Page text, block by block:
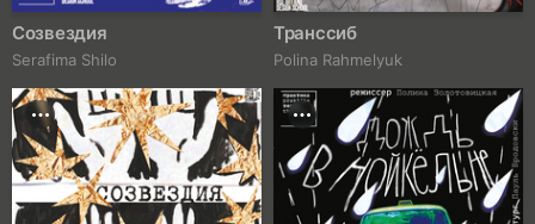
Созвездия
Serafima Shilo
Транссиб
Polina Rahmelyuk